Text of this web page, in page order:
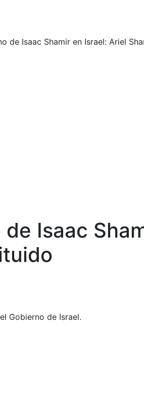
de Isaac Shamir en Israel: Ariel
Isaac
Gobierno de Israel.